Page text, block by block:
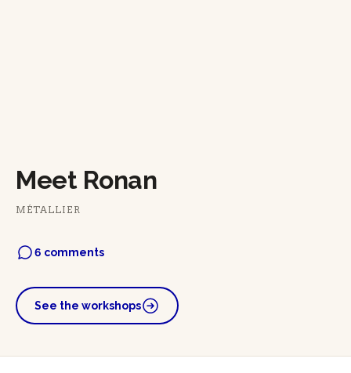
Meet Ronan
MÉTALLIER
6 comments
See the workshops